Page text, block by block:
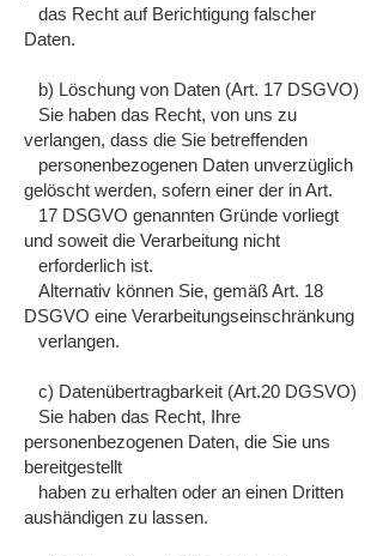
das Recht auf Berichtigung falscher
Daten.
b) Löschung von Daten (Art. 17 DSGVO)
Sie haben das Recht, von uns zu
verlangen, dass die Sie betreffenden
personenbezogenen Daten unverzüglich
gelöscht werden, sofern einer der in Art.
17 DSGVO genannten Gründe vorliegt
und soweit die Verarbeitung nicht
erforderlich ist.
Alternativ können Sie, gemäß Art. 18
DSGVO eine Verarbeitungseinschränkung
verlangen.
c) Datenübertragbarkeit (Art.20 DGSVO)
Sie haben das Recht, Ihre
personenbezogenen Daten, die Sie uns
bereitgestellt
haben zu erhalten oder an einen Dritten
aushändigen zu lassen.